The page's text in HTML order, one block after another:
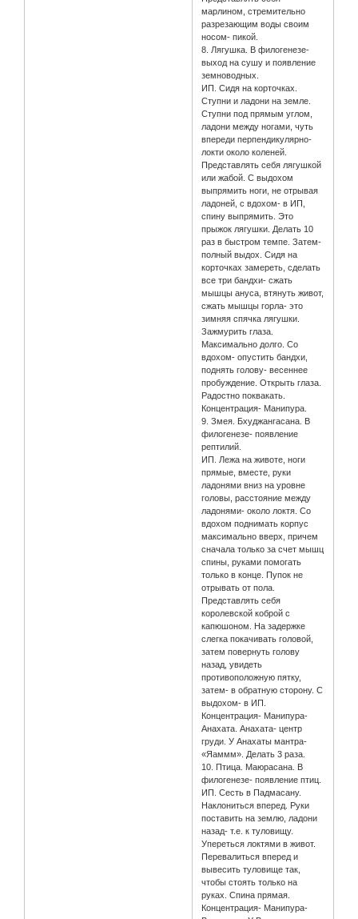
марлином, стремительно
разрезающим воды своим
носом- пикой.
8. Лягушка. В филогенезе-
выход на сушу и появление
земноводных.
ИП. Сидя на корточках.
Ступни и ладони на земле.
Ступни под прямым углом,
ладони между ногами, чуть
впереди перпендикулярно-
локти около коленей.
Представлять себя лягушкой
или жабой. С выдохом
выпрямить ноги, не отрывая
ладоней, с вдохом- в ИП,
спину выпрямить. Это
прыжок лягушки. Делать 10
раз в быстром темпе. Затем-
полный выдох. Сидя на
корточках замереть, сделать
все три бандхи- сжать
мышцы ануса, втянуть живот,
сжать мышцы горла- это
зимняя спячка лягушки.
Зажмурить глаза.
Максимально долго. Со
вдохом- опустить бандхи,
поднять голову- весеннее
пробуждение. Открыть глаза.
Радостно поквакать.
Концентрация- Манипура.
9. Змея. Бхуджангасана. В
филогенезе- появление
рептилий.
ИП. Лежа на животе, ноги
прямые, вместе, руки
ладонями вниз на уровне
головы, расстояние между
ладонями- около локтя. Со
вдохом поднимать корпус
максимально вверх, причем
сначала только за счет мышц
спины, руками помогать
только в конце. Пупок не
отрывать от пола.
Представлять себя
королевской коброй с
капюшоном. На задержке
слегка покачивать головой,
затем повернуть голову
назад, увидеть
противоположную пятку,
затем- в обратную сторону. С
выдохом- в ИП.
Концентрация- Манипура-
Анахата. Анахата- центр
груди. У Анахаты мантра-
«Яаммм». Делать 3 раза.
10. Птица. Маюрасана. В
филогенезе- появление птиц.
ИП. Сесть в Падмасану.
Наклониться вперед. Руки
поставить на землю, ладони
назад- т.е. к туловищу.
Упереться локтями в живот.
Перевалиться вперед и
вывесить туловище так,
чтобы стоять только на
руках. Спина прямая.
Концентрация- Манипура-